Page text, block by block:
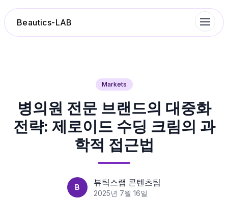
Beautics-LAB
성분분석
나의 스킨케어
Markets
병의원 전문 브랜드의 대중화
전략: 제로이드 수딩 크림의 과
학적 접근법
B 뷰틱스랩 콘텐츠팀
2025년 7월 16일